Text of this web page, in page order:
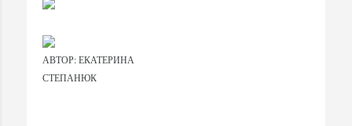
АВТОР: ЕКАТЕРИНА
СТЕПАНЮК